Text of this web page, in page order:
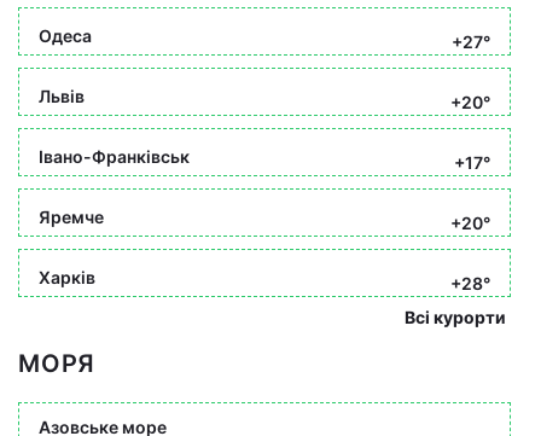
Одеса +27°
Львів +20°
Івано-Франківськ +17°
Яремче +20°
Харків
+28°
Всі курорти
МОРЯ
Азовське море